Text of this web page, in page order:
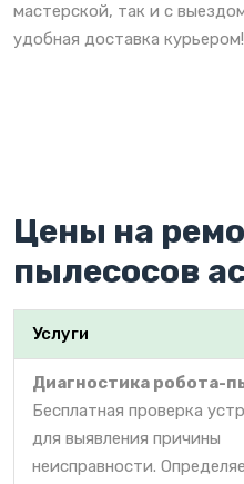
мастерской, так и с
удобная доставка курьером!
Цены на
пылесосов
Услуги
Диагностика робота-
Бесплатная проверка
для выявления причины
неисправности.